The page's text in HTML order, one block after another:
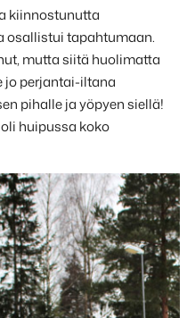
kiinnostunutta
osallistui tapahtumaan.
mutta siitä huolimatta
jo perjantai-iltana
pihalle ja yöpyen siellä!
huipussa koko